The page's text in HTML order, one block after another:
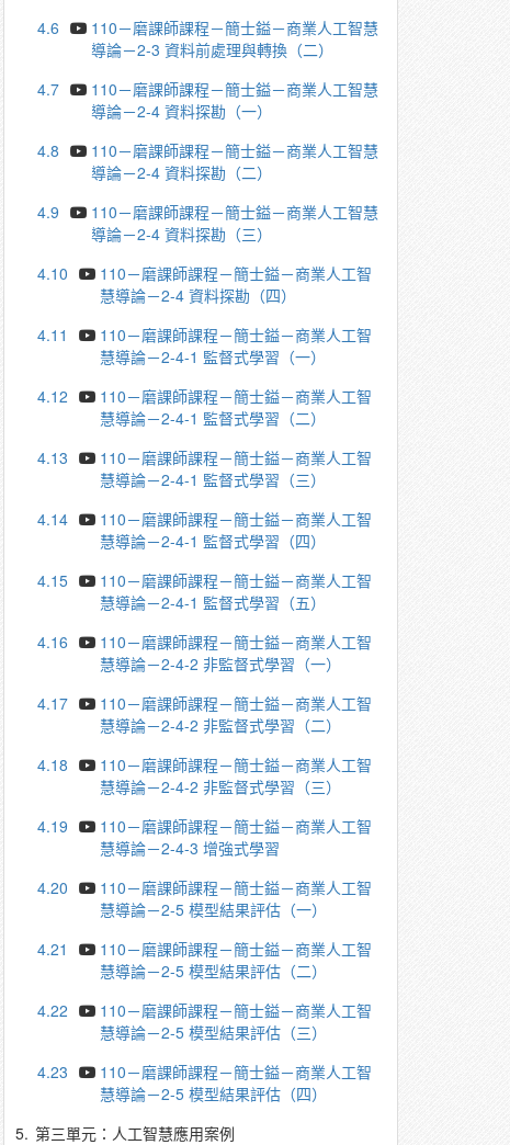
4.6
110－磨課師課程－簡士鎰－商業人工智慧
導論－2-3 資料前處理與轉換（二）
4.7
110－磨課師課程－簡士鎰－商業人工智慧
導論－2-4 資料探勘（一）
4.8
110－磨課師課程－簡士鎰－商業人工智慧
導論－2-4 資料探勘（二）
4.9
110－磨課師課程－簡士鎰－商業人工智慧
導論－2-4 資料探勘（三）
4.10
110－磨課師課程－簡士鎰－商業人工智
慧導論－2-4 資料探勘（四）
4.11
110－磨課師課程－簡士鎰－商業人工智
慧導論－2-4-1 監督式學習（一）
4.12
110－磨課師課程－簡士鎰－商業人工智
慧導論－2-4-1 監督式學習（二）
4.13
110－磨課師課程－簡士鎰－商業人工智
慧導論－2-4-1 監督式學習（三）
4.14
110－磨課師課程－簡士鎰－商業人工智
慧導論－2-4-1 監督式學習（四）
4.15
110－磨課師課程－簡士鎰－商業人工智
慧導論－2-4-1 監督式學習（五）
4.16
110－磨課師課程－簡士鎰－商業人工智
慧導論－2-4-2 非監督式學習（一）
4.17
110－磨課師課程－簡士鎰－商業人工智
慧導論－2-4-2 非監督式學習（二）
4.18
110－磨課師課程－簡士鎰－商業人工智
慧導論－2-4-2 非監督式學習（三）
4.19
110－磨課師課程－簡士鎰－商業人工智
慧導論－2-4-3 增強式學習
4.20
110－磨課師課程－簡士鎰－商業人工智
慧導論－2-5 模型結果評估（一）
4.21
110－磨課師課程－簡士鎰－商業人工智
慧導論－2-5 模型結果評估（二）
4.22
110－磨課師課程－簡士鎰－商業人工智
慧導論－2-5 模型結果評估（三）
4.23
110－磨課師課程－簡士鎰－商業人工智
慧導論－2-5 模型結果評估（四）
5. 第三單元：人工智慧應用案例